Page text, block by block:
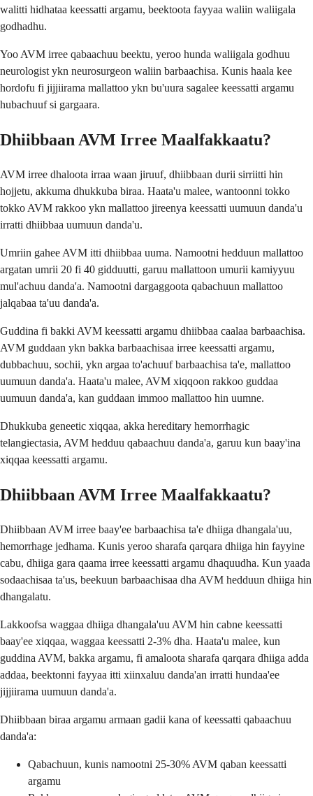
walitti hidhataa keessatti argamu, beektoota fayyaa waliin waliigala
godhadhu.
Yoo AVM irree qabaachuu beektu, yeroo hunda waliigala godhuu
neurologist ykn neurosurgeon waliin barbaachisa. Kunis haala kee
hordofu fi jijjiirama mallattoo ykn bu'uura sagalee keessatti argamu
hubachuuf si gargaara.
Dhiibbaan AVM Irree Maalfakkaatu?
AVM irree dhaloota irraa waan jiruuf, dhiibbaan durii sirriitti hin
hojjetu, akkuma dhukkuba biraa. Haata'u malee, wantoonni tokko
tokko AVM rakkoo ykn mallattoo jireenya keessatti uumuun danda'u
irratti dhiibbaa uumuun danda'u.
Umriin gahee AVM itti dhiibbaa uuma. Namootni hedduun mallattoo
argatan umrii 20 fi 40 gidduutti, garuu mallattoon umurii kamiyyuu
mul'achuu danda'a. Namootni dargaggoota qabachuun mallattoo
jalqabaa ta'uu danda'a.
Guddina fi bakki AVM keessatti argamu dhiibbaa caalaa barbaachisa.
AVM guddaan ykn bakka barbaachisaa irree keessatti argamu,
dubbachuu, sochii, ykn argaa to'achuuf barbaachisa ta'e, mallattoo
uumuun danda'a. Haata'u malee, AVM xiqqoon rakkoo guddaa
uumuun danda'a, kan guddaan immoo mallattoo hin uumne.
Dhukkuba geneetic xiqqaa, akka hereditary hemorrhagic
telangiectasia, AVM hedduu qabaachuu danda'a, garuu kun baay'ina
xiqqaa keessatti argamu.
Dhiibbaan AVM Irree Maalfakkaatu?
Dhiibbaan AVM irree baay'ee barbaachisa ta'e dhiiga dhangala'uu,
hemorrhage jedhama. Kunis yeroo sharafa qarqara dhiiga hin fayyine
cabu, dhiiga gara qaama irree keessatti argamu dhaquudha. Kun yaada
sodaachisaa ta'us, beekuun barbaachisaa dha AVM hedduun dhiiga hin
dhangalatu.
Lakkoofsa waggaa dhiiga dhangala'uu AVM hin cabne keessatti
baay'ee xiqqaa, waggaa keessatti 2-3% dha. Haata'u malee, kun
guddina AVM, bakka argamu, fi amaloota sharafa qarqara dhiiga adda
addaa, beektonni fayyaa itti xiinxaluu danda'an irratti hundaa'ee
jijjiirama uumuun danda'a.
Dhiibbaan biraa argamu armaan gadii kana of keessatti qabaachuu
danda'a:
Qabachuun, kunis namootni 25-30% AVM qaban keessatti
argamu